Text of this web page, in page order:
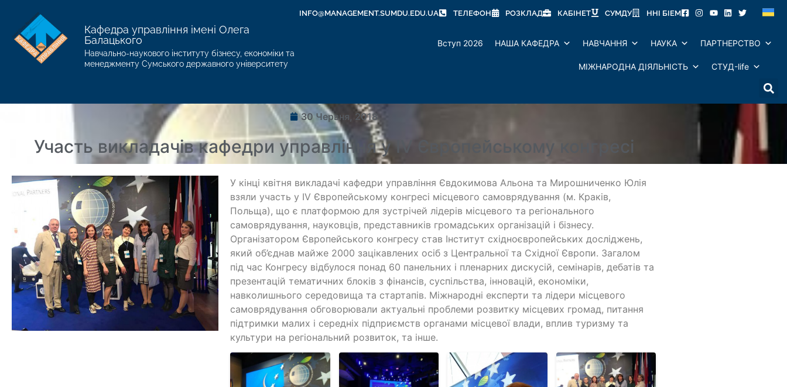
INFO@MANAGEMENT.SUMDU.EDU.UA ТЕЛЕФОН РОЗКЛАД КАБІНЕТ СУМДУ ННІ БІЕМ
Кафедра управління імені Олега
Балацького
Навчально-наукового інституту бізнесу, економіки та
менеджменту Сумського державного університету
Вступ 2026 НАША КАФЕДРА НАВЧАННЯ НАУКА ПАРТНЕРСТВО
МІЖНАРОДНА ДІЯЛЬНІСТЬ СТУД-life
30 Червня, 2018
Участь викладачів кафедри управління у IV Європейському конгресі
У кінці квітня викладачі кафедри управління Євдокимова Альона та Мирошниченко Юлія
взяли участь у IV Європейському конгресі місцевого самоврядування (м. Краків,
Польща), що є платформою для зустрічей лідерів місцевого та регіонального
самоврядування, науковців, представників громадських організацій і бізнесу.
Організатором Європейського конгресу став Інститут східноєвропейських досліджень,
який об’єднав майже 2000 зацікавлених осіб з Центральної та Східної Європи. Загалом
під час Конгресу відбулося понад 60 панельних і пленарних дискусій, семінарів, дебатів та
презентацій тематичних блоків з фінансів, суспільства, інновацій, економіки,
навколишнього середовища та стартапів. Міжнародні експерти та лідери місцевого
самоврядування обговорювали актуальні проблеми розвитку місцевих громад, питання
підтримки малих і середніх підприємств органами місцевої влади, вплив туризму та
культури на регіональний розвиток, та інше.